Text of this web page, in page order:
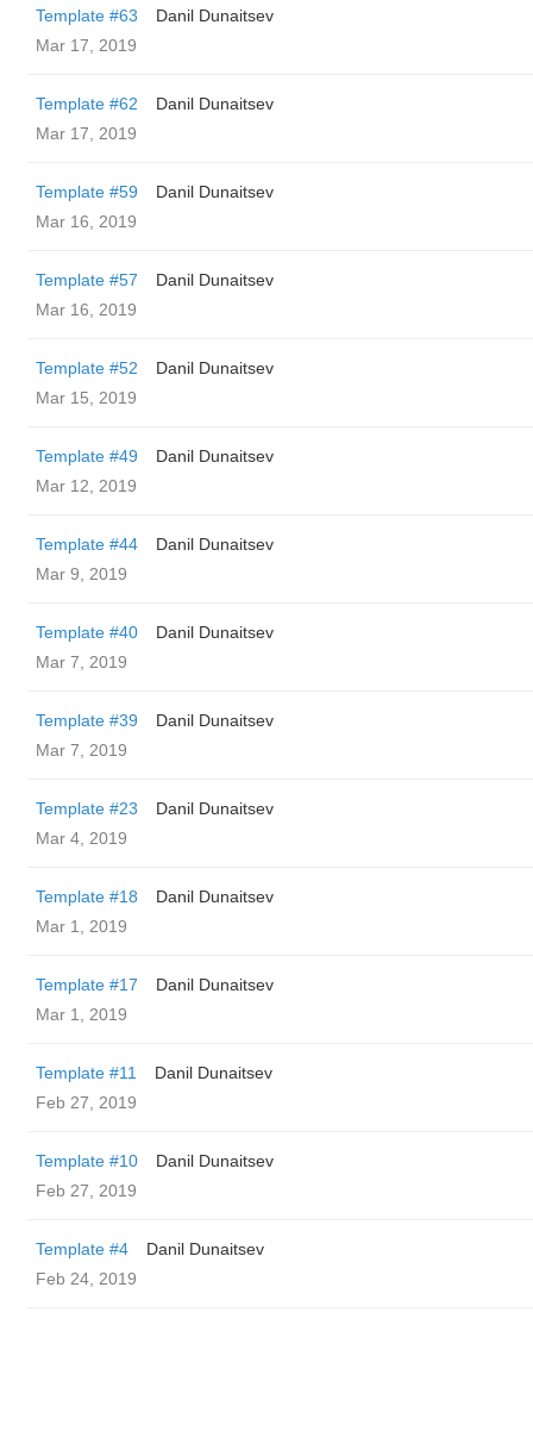
Template #63
Danil Dunaitsev
Mar 17, 2019
Template #62
Danil Dunaitsev
Mar 17, 2019
Template #59
Danil Dunaitsev
Mar 16, 2019
Template #57
Danil Dunaitsev
Mar 16, 2019
Template #52
Danil Dunaitsev
Mar 15, 2019
Template #49
Danil Dunaitsev
Mar 12, 2019
Template #44
Danil Dunaitsev
Mar 9, 2019
Template #40
Danil Dunaitsev
Mar 7, 2019
Template #39
Danil Dunaitsev
Mar 7, 2019
Template #23
Danil Dunaitsev
Mar 4, 2019
Template #18
Danil Dunaitsev
Mar 1, 2019
Template #17
Danil Dunaitsev
Mar 1, 2019
Template #11
Danil Dunaitsev
Feb 27, 2019
Template #10
Danil Dunaitsev
Feb 27, 2019
Template #4
Danil Dunaitsev
Feb 24, 2019